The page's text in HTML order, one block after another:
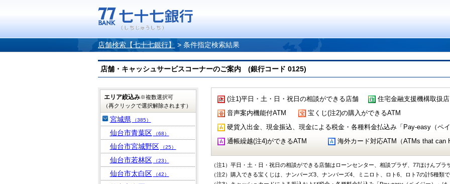
店舗検索【七十七銀行】 > 条件指定検索結果
店舗・キャッシュサービスコーナーのご案内 (銀行コード 0125)
(注1)平日・土・日・祝日の相談ができる店舗 住宅金融支援機構取扱店
音声案内機能付ATM
宝くじ(注2)の購入ができるATM
硬貨入出金、現金振込、現金による税金・各種料金払込み「Pay-easy（ペ
通帳繰越(注4)ができるATM
海外カード対応ATM（ATMs that can
（注1）平日・土・日・祝日の相談ができる店舗はローンセンター、相談プラザ、77ほけんプラ
（注2）購入できる宝くじは、ナンバーズ3、ナンバーズ4、ミニロト、ロト6、ロト7の計5種類で
エリア絞込み※複数選択可
（再クリックで選択解除されます）
宮城県 （385）
仙台市青葉区 （68）
仙台市宮城野区 （25）
仙台市若林区 （23）
仙台市太白区 （42）